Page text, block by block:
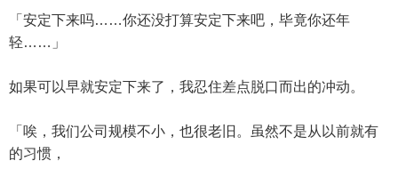
「安定下来吗……你还没打算安定下来吧，毕竟你还年
轻……」
如果可以早就安定下来了，我忍住差点脱口而出的冲动。
「唉，我们公司规模不小，也很老旧。虽然不是从以前就有
的习惯，